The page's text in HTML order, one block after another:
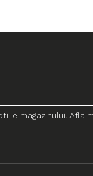
magazinului. Afla